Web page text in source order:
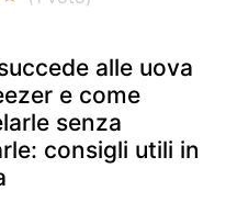
alle uova
e come
senza
consigli utili in